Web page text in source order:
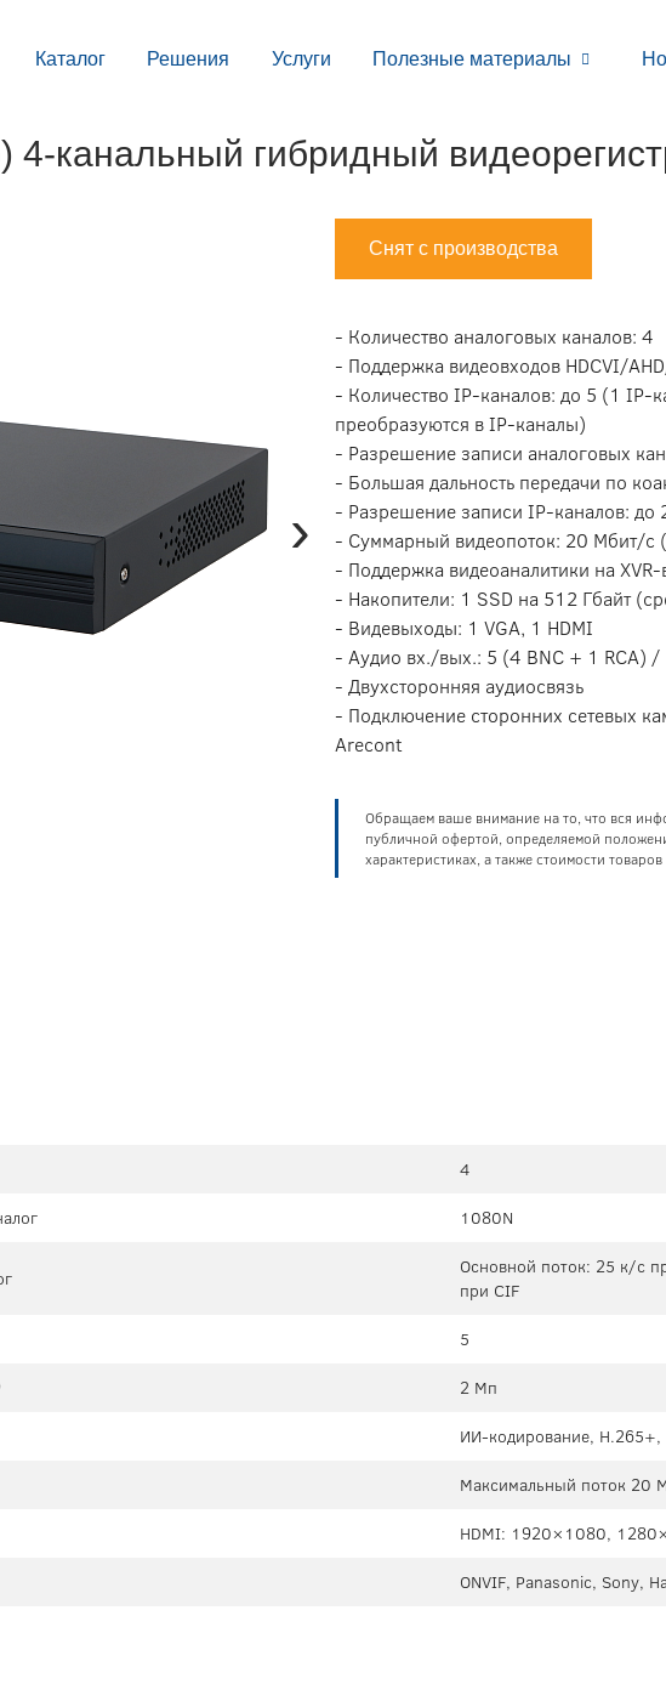
Каталог Решения Услуги Полезные материалы
4-канальный гибридный
›
Снят с производства
- Количество аналоговых каналов: 4
- Поддержка видеовходов HDCVI/
- Количество IP-каналов: до 5 (1 IP-
преобразуются в IP-каналы)
- Разрешение записи аналоговых
- Большая дальность передачи по
- Разрешение записи IP-каналов: до
- Суммарный видеопоток: 20 Мбит/с
- Поддержка видеоаналитики на
- Накопители: 1 SSD на 512 Гбайт
- Видевыходы: 1 VGA, 1 HDMI
- Аудио вх./вых.: 5 (4 BNC + 1 RCA) /
- Двухсторонняя аудиосвязь
- Подключение сторонних сетевых
Arecont
Обращаем ваше внимание на то, что вся
публичной офертой, определяемой
характеристиках, а также стоимости
4
1080N
Основной поток: 25 к/с
при CIF
5
2 Мп
ИИ-кодирование,
Максимальный поток 20
HDMI: 1920×1080,
ONVIF, Panasonic, Sony,